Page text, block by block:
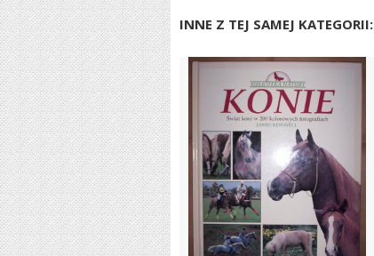
INNE Z TEJ SAMEJ KATEGORII: